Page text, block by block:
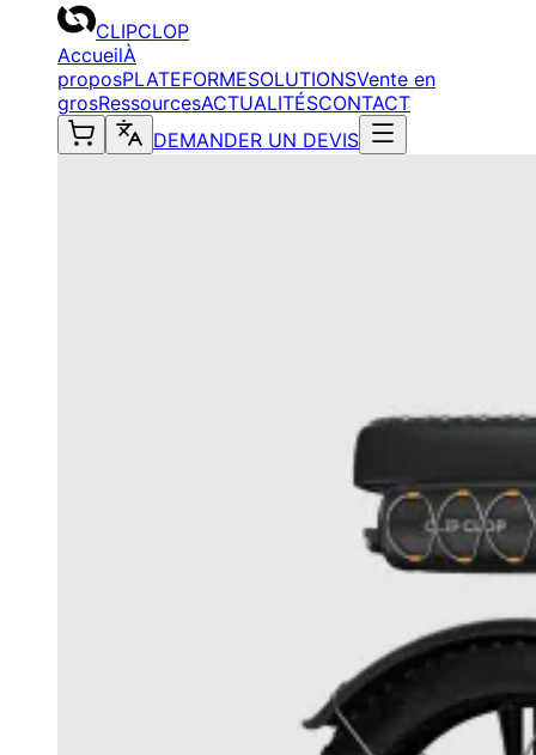
CLIPCLOP
AccueilÀ
proposPLATEFORMESOLUTIONSVente en
grosRessourcesACTUALITÉSCONTACT
DEMANDER UN DEVIS